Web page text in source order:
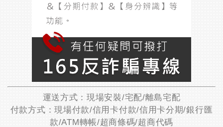
運送方式：現場安裝/宅配/離島宅配
付款方式：現場付款/信用卡付款/信用卡分期/銀行匯
款/ATM轉帳/超商條碼/超商代碼